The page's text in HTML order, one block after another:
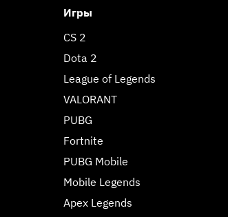
Игры
CS 2
Dota 2
League of Legends
VALORANT
PUBG
Fortnite
PUBG Mobile
Mobile Legends
Apex Legends